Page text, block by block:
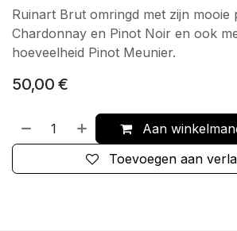
Ruinart Brut omringd met zijn mooie
Chardonnay en Pinot Noir en ook
hoeveelheid Pinot Meunier.
50,00 €
Aan
Toevoegen aan